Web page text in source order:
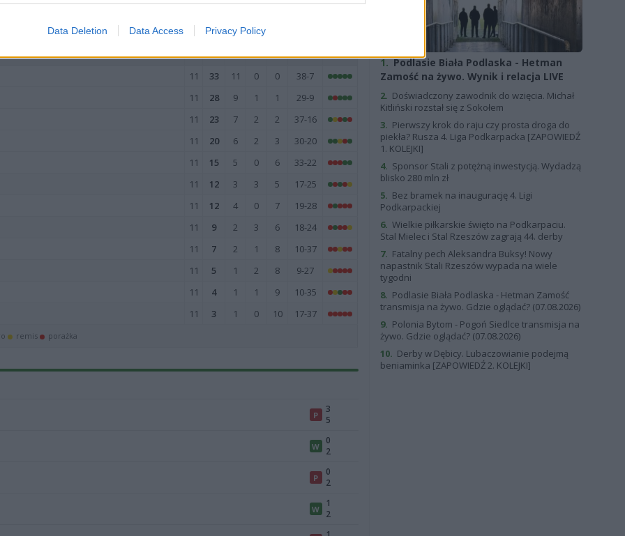
Data Deletion Data Access Privacy Policy
M PKT Z R P GOLE FORMA
11 33 11 0 0 38-7
11 28 9 1 1 29-9
11 23 7 2 2 37-16
11 20 6 2 3 30-20
11 15 5 0 6 33-22
11 12 3 3 5 17-25
11 12 4 0 7 19-28
11 9 2 3 6 18-24
11 7 2 1 8 10-37
11 5 1 2 8 9-27
11 4 1 1 9 10-35
11 3 1 0 10 17-37
remis porażka
P
3
5
W
0
2
P
0
2
W
1
2
1.Podlasie Biała Podlaska - Hetman
Zamość na żywo. Wynik i relacja LIVE
2. Doświadczony zawodnik do wzięcia. Michał
Kitliński rozstał się z Sokołem
3. Pierwszy krok do raju czy prosta droga do
piekła? Rusza 4. Liga Podkarpacka [ZAPOWIEDŹ
1. KOLEJKI]
4. Sponsor Stali z potężną inwestycją. Wydadzą
blisko 280 mln zł
5. Bez bramek na inaugurację 4. Ligi
Podkarpackiej
6. Wielkie piłkarskie święto na Podkarpaciu.
Stal Mielec i Stal Rzeszów zagrają 44. derby
7. Fatalny pech Aleksandra Buksy! Nowy
napastnik Stali Rzeszów wypada na wiele
tygodni
8. Podlasie Biała Podlaska - Hetman Zamość
transmisja na żywo. Gdzie oglądać? (07.08.2026)
9. Polonia Bytom - Pogoń Siedlce transmisja na
żywo. Gdzie oglądać? (07.08.2026)
10. Derby w Dębicy. Lubaczowianie podejmą
beniaminka [ZAPOWIEDŹ 2. KOLEJKI]